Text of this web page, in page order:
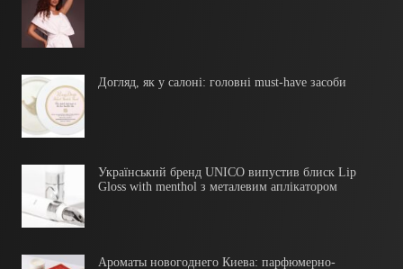
Догляд, як у салоні: головні must-have засоби
Український бренд UNICO випустив блиск Lip
Gloss with menthol з металевим аплікатором
Ароматы новогоднего Киева: парфюмерно-